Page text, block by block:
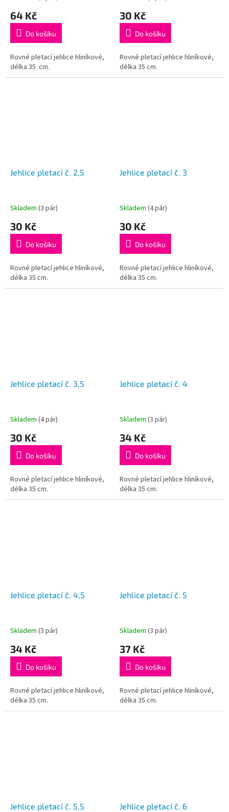
64 Kč
Do košíku
Rovné pletací jehlice hliníkové,
délka 35 cm.
30 Kč
Do košíku
Rovné pletací jehlice hliníkové,
délka 35 cm.
Jehlice pletací č. 2,5
Skladem (3 pár)
30 Kč
Do košíku
Rovné pletací jehlice hliníkové,
délka 35 cm.
Jehlice pletací č. 3
Skladem (4 pár)
30 Kč
Do košíku
Rovné pletací jehlice hliníkové,
délka 35 cm.
Jehlice pletací č. 3,5
Skladem (4 pár)
30 Kč
Do košíku
Rovné pletací jehlice hliníkové,
délka 35 cm.
Jehlice pletací č. 4
Skladem (3 pár)
34 Kč
Do košíku
Rovné pletací jehlice hliníkové,
délka 35 cm.
Jehlice pletací č. 4,5
Skladem (3 pár)
34 Kč
Do košíku
Rovné pletací jehlice hliníkové,
délka 35 cm.
Jehlice pletací č. 5
Skladem (3 pár)
37 Kč
Do košíku
Rovné pletací jehlice hliníkové,
délka 35 cm.
Jehlice pletací č. 5,5 Jehlice pletací č. 6